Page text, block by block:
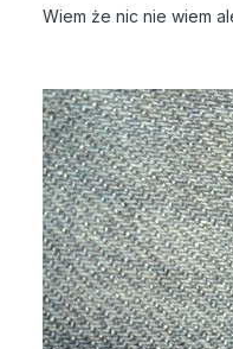
Wiem że nic nie wiem